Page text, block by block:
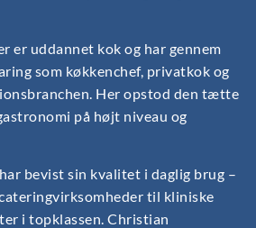
er uddannet kok og har gennem
som køkkenchef, privatkok og
Her opstod den tætte
på højt niveau og
bevist sin kvalitet i daglig brug –
til kliniske
i topklassen. Christian